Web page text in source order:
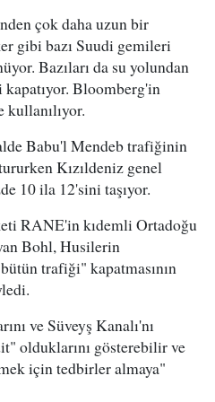
çok daha uzun bir
gibi bazı Suudi gemileri
Bazıları da su yolundan
Bloomberg'in
kullanılıyor.
Babu'l Mendeb trafiğinin
Kızıldeniz genel
10 ila 12'sini taşıyor.
RANE'in kıdemli Ortadoğu
Bohl, Husilerin
trafiği" kapatmasının
ve Süveyş Kanalı'nı
olduklarını gösterebilir ve
için tedbirler almaya"